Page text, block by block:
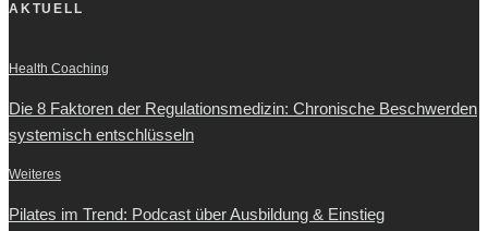
AKTUELL
Health Coaching
Die 8 Faktoren der Regulationsmedizin: Chronische Beschwerden
systemisch entschlüsseln
Weiteres
Pilates im Trend: Podcast über Ausbildung & Einstieg